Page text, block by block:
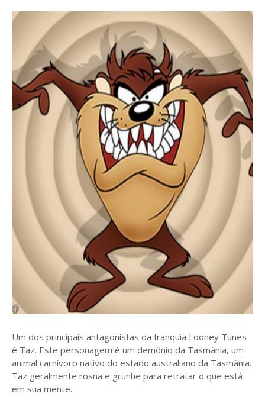
Um dos principais antagonistas da franquia Looney Tunes
é Taz. Este personagem é um demônio da Tasmânia, um
animal carnívoro nativo do estado australiano da Tasmânia.
Taz geralmente rosna e grunhe para retratar o que está
em sua mente.